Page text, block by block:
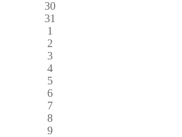
30
31
1
2
3
4
5
6
7
8
9